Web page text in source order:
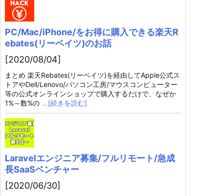
PC/Mac/iPhone/をお得に購入できる楽天R
ebates(リーベイツ)のお話
[2020/08/04]
まとめ 楽天Rebates(リーベイツ)を経由してApple公式ス
トアやDell/Lenovo/パソコン工房/マウスコンピューター
等の公式オンラインショップで購入するだけで、なぜか
1%～数%の …[続きを読む]
Laravelエンジニア募集/フルリモート/急成
長SaaSベンチャー
[2020/06/30]